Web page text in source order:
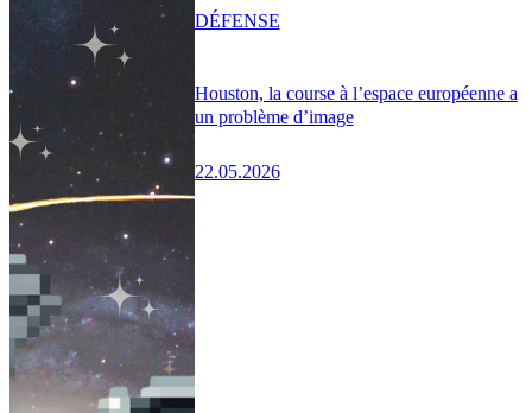
Houston, la course à l’espace européenne a
un problème d’image
22.05.2026
DÉFENSE